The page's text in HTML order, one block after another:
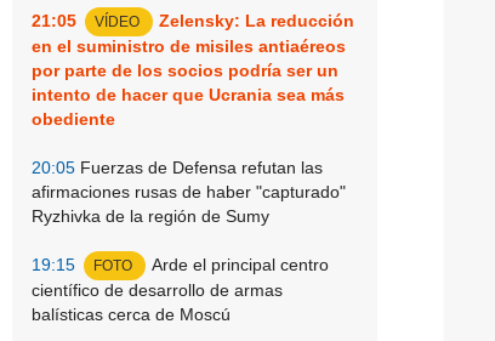
21:05 VÍDEO
Zelensky: La reducción
en el suministro de misiles antiaéreos
por parte de los socios podría ser un
intento de hacer que Ucrania sea más
obediente
20:05 Fuerzas de Defensa refutan las
afirmaciones rusas de haber "capturado"
Ryzhivka de la región de Sumy
19:15 FOTO
Arde el principal centro
científico de desarrollo de armas
balísticas cerca de Moscú